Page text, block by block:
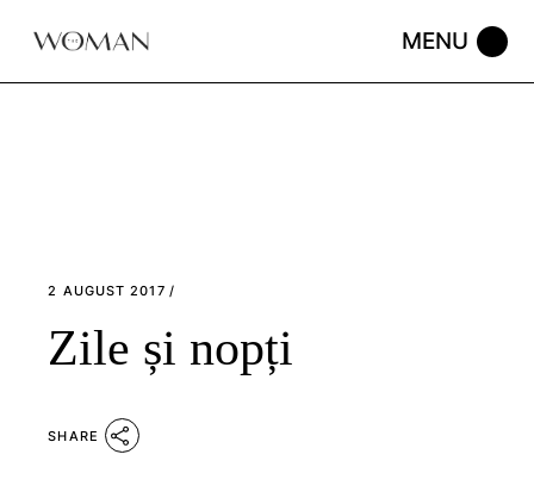
2 AUGUST 2017
Zile și nopți
SHARE